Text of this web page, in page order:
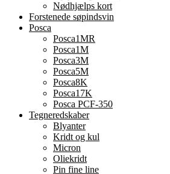
Nødhjælps kort
Forstenede søpindsvin
Posca
Posca1MR
Posca1M
Posca3M
Posca5M
Posca8K
Posca17K
Posca PCF-350
Tegneredskaber
Blyanter
Kridt og kul
Micron
Oliekridt
Pin fine line